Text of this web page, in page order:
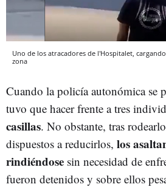
Uno de los atracadores de l'Hospitalet,
zona
Cuando la policía autonómica se
tuvo que hacer frente a tres
casillas. No obstante, tras
dispuestos a reducirlos, los
rindiéndose sin necesidad de
fueron detenidos y sobre ellos